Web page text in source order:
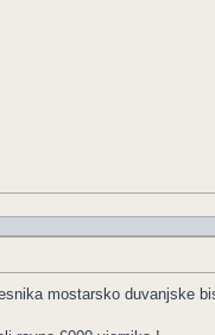
mostarsko duvanjske